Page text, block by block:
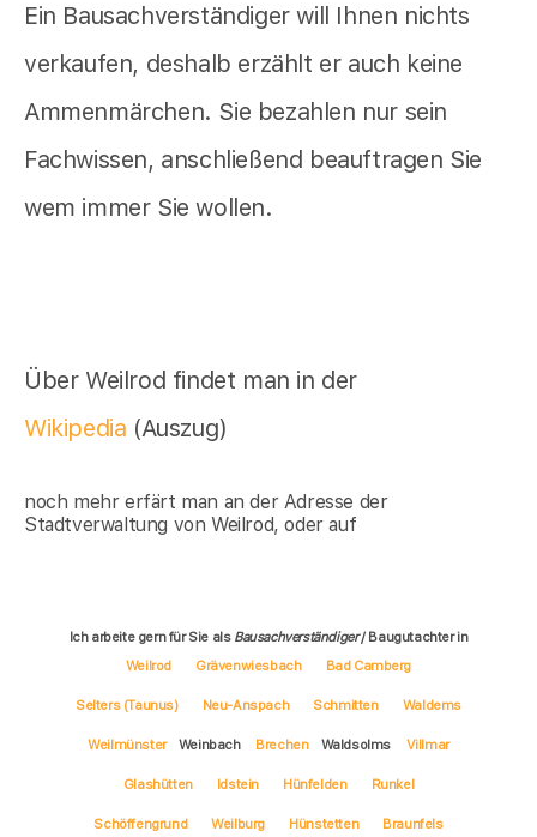
Ein Bausachverständiger will Ihnen nichts
verkaufen, deshalb erzählt er auch keine
Ammenmärchen. Sie bezahlen nur sein
Fachwissen, anschließend beauftragen Sie
wem immer Sie wollen.
Über Weilrod findet man in der
Wikipedia (Auszug)
noch mehr erfärt man an der Adresse der
Stadtverwaltung von Weilrod, oder auf
Ich arbeite gern für Sie als Bausachverständiger/ Baugutachter in
Weilrod
Grävenwiesbach Bad Camberg
Selters (Taunus) Neu-Anspach Schmitten Waldems
Weilmünster Weinbach Brechen Waldsolms Villmar
Glashütten Idstein Hünfelden Runkel
Schöffengrund Weilburg Hünstetten Braunfels